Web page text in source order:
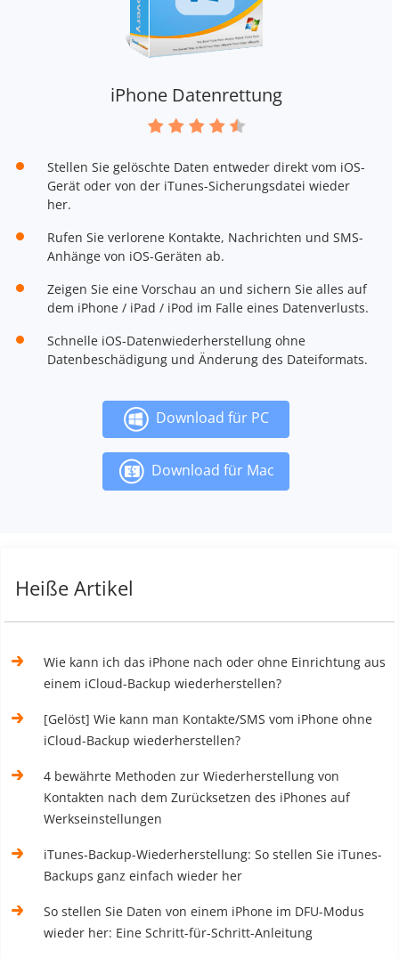
iPhone Datenrettung
Stellen Sie gelöschte Daten entweder direkt vom iOS-
Gerät oder von der iTunes-Sicherungsdatei wieder
her.
Rufen Sie verlorene Kontakte, Nachrichten und SMS-
Anhänge von iOS-Geräten ab.
Zeigen Sie eine Vorschau an und sichern Sie alles auf
dem iPhone / iPad / iPod im Falle eines Datenverlusts.
Schnelle iOS-Datenwiederherstellung ohne
Datenbeschädigung und Änderung des Dateiformats.
Download für PC
Download für Mac
Heiße Artikel
Wie kann ich das iPhone nach oder ohne Einrichtung aus
einem iCloud-Backup wiederherstellen?
[Gelöst] Wie kann man Kontakte/SMS vom iPhone ohne
iCloud-Backup wiederherstellen?
4 bewährte Methoden zur Wiederherstellung von
Kontakten nach dem Zurücksetzen des iPhones auf
Werkseinstellungen
iTunes-Backup-Wiederherstellung: So stellen Sie iTunes-
Backups ganz einfach wieder her
So stellen Sie Daten von einem iPhone im DFU-Modus
wieder her: Eine Schritt-für-Schritt-Anleitung